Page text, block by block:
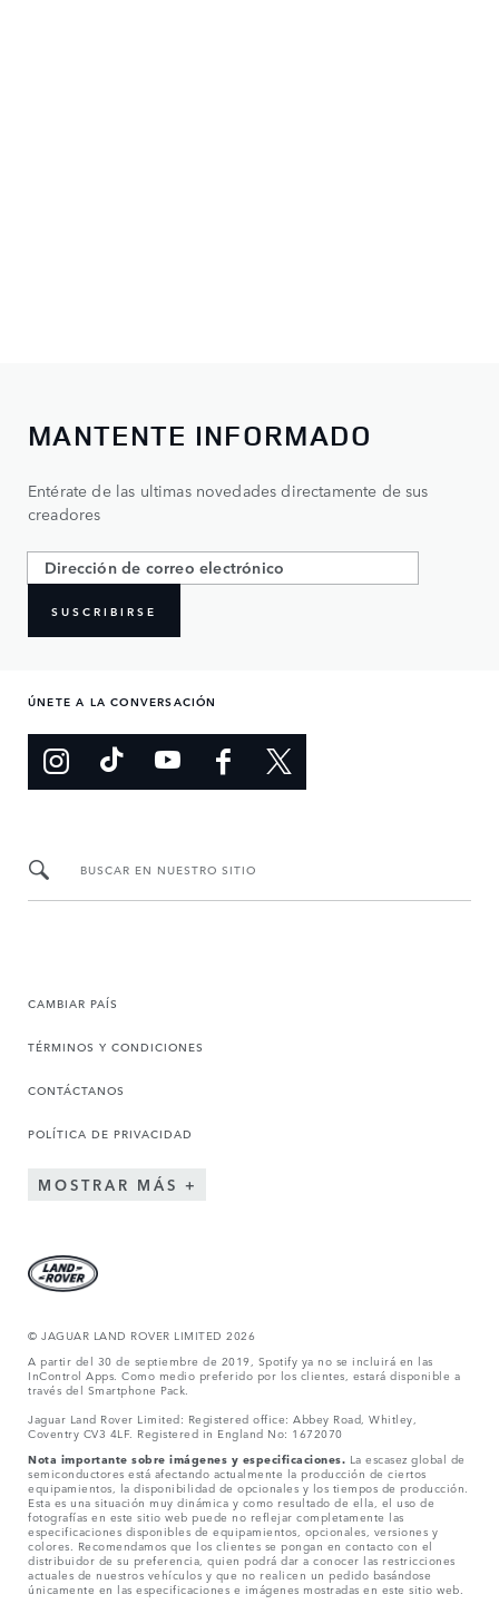
MANTENTE INFORMADO
Entérate de las ultimas novedades directamente de sus
creadores
SUSCRIBIRSE
ÚNETE A LA CONVERSACIÓN
BUSCAR EN NUESTRO SITIO
CAMBIAR PAÍS
TÉRMINOS Y CONDICIONES
CONTÁCTANOS
POLÍTICA DE PRIVACIDAD
MOSTRAR MÁS
© JAGUAR LAND ROVER LIMITED 2026
A partir del 30 de septiembre de 2019, Spotify ya no se incluirá en las
InControl Apps. Como medio preferido por los clientes, estará disponible a
través del Smartphone Pack.
Jaguar Land Rover Limited: Registered office: Abbey Road, Whitley,
Coventry CV3 4LF. Registered in England No: 1672070
Nota importante sobre imágenes y especificaciones. La escasez global de
semiconductores está afectando actualmente la producción de ciertos
equipamientos, la disponibilidad de opcionales y los tiempos de producción.
Esta es una situación muy dinámica y como resultado de ella, el uso de
fotografías en este sitio web puede no reflejar completamente las
especificaciones disponibles de equipamientos, opcionales, versiones y
colores. Recomendamos que los clientes se pongan en contacto con el
distribuidor de su preferencia, quien podrá dar a conocer las restricciones
actuales de nuestros vehículos y que no realicen un pedido basándose
únicamente en las especificaciones e imágenes mostradas en este sitio web.